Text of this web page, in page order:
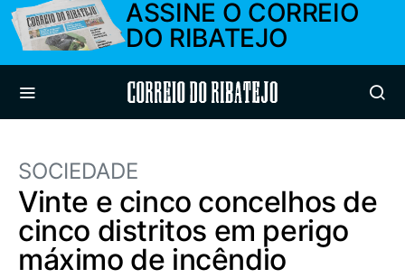
ASSINE O CORREIO
DO RIBATEJO
Correio do Ribatejo
SOCIEDADE
Vinte e cinco concelhos de
cinco distritos em perigo
máximo de incêndio